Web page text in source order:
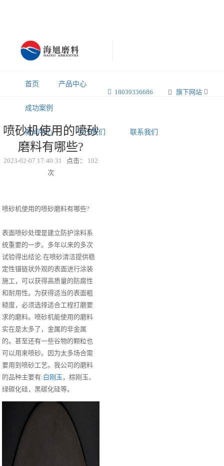
旗下网站
18039336686
首页 产品中心
成功案例
新闻中心 关于我们 联系我们
喷砂机使用的喷砂
磨料有哪些?
2023-02-07 17:40:31 点击： 102
次
喷砂机使用的喷砂磨料有哪些?
表面喷砂处理是建立防护涂料系
统重要的一步。多年以来的多次
试验得出结论:在喷砂清洁提供稳
定性锚链状外观的表面进行涂装
施工，可以获得高质量的防腐性
和耐用性。为获得适当的表面粗
糙度，必须选择适合工程打磨要
求的磨料。喷砂机能使用的磨料
实在是太多了，金属的非金属
的。甚至还有一些谷物的颗粒也
可以用来喷砂。因为太多场合需
要用到喷砂工艺。我公司的磨料
的品种主要有:白刚玉 ，棕刚玉、
绿碳化硅，黑碳化硅等。